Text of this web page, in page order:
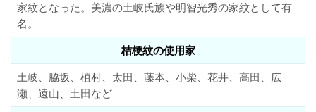
家紋となった。美濃の土岐氏族や明智光秀の家紋として有
名。
桔梗紋の使用家
土岐、脇坂、植村、太田、藤本、小柴、花井、高田、広
瀬、遠山、土田など